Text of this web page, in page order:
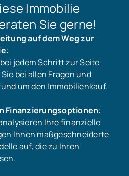
Immobilie
Sie gerne!
auf dem Weg zur
:
jedem Schritt zur Seite
bei allen Fragen und
um den Immobilienkauf.
Finanzierungsoptionen:
Ihre finanzielle
Ihnen maßgeschneiderte
auf, die zu Ihren